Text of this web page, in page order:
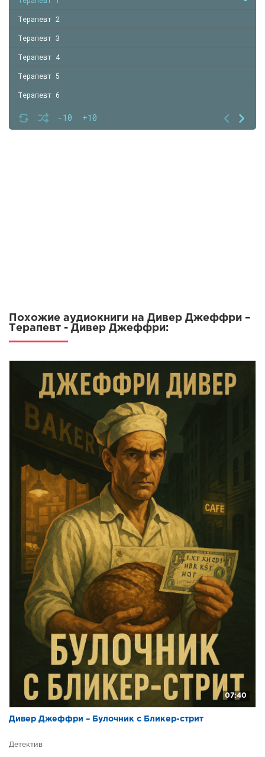
-10 +10
Терапевт 2
Терапевт 3
Терапевт 4
Терапевт 5
Терапевт 6
Похожие аудиокниги на Дивер Джеффри –
Терапевт - Дивер Джеффри:
07:40
Дивер Джеффри – Булочник с Бликер-стрит
Детектив